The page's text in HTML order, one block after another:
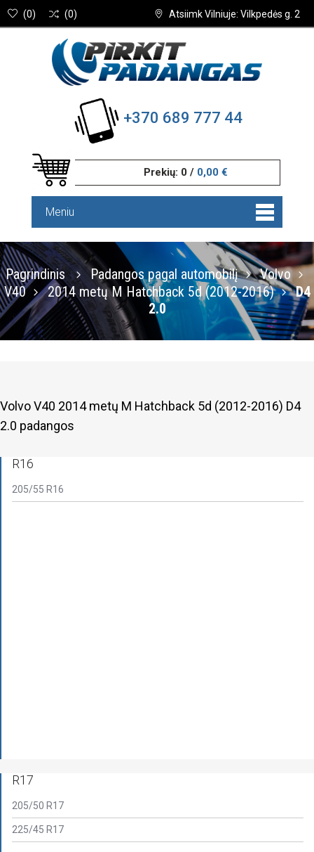
Atsiimk Vilniuje: Vilkpedės g. 2
(0) (0)
+370 689 777 44
Prekių: 0 / 0,00 €
Meniu
Pagrindinis Padangos pagal automobilį
Volvo
V40
2014 metų M Hatchback 5d (2012-2016)
D4
2.0
Volvo V40 2014 metų M Hatchback 5d (2012-2016) D4
2.0 padangos
R16
205/55 R16
R17
205/50 R17
225/45 R17